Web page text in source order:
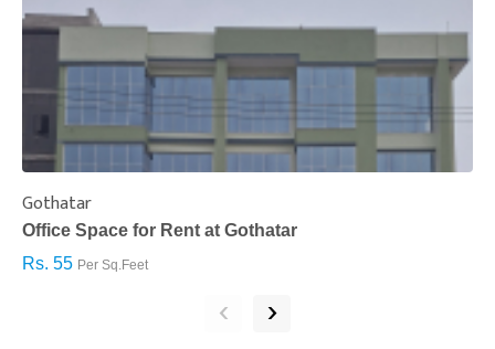
Gothatar
Office Space for Rent at Gothatar
Rs. 55 Per Sq.Feet
‹ ›